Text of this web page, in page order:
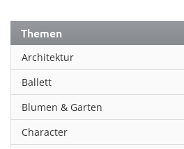
Themen
Architektur
Ballett
Blumen & Garten
Character